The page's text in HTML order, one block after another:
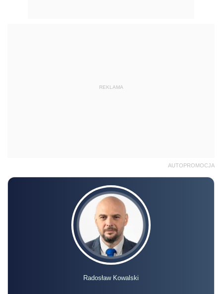
REKLAMA
AUTOPROMOCJA
Radosław Kowalski